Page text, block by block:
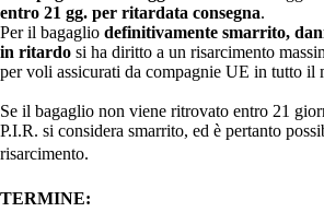
entro 21 gg. per ritardata consegna.
Per il bagaglio definitivamente smarrito,
in ritardo si ha diritto a un risarcimento
per voli assicurati da compagnie UE in tutto il
Se il bagaglio non viene ritrovato entro 21
P.I.R. si considera smarrito, ed è pertanto
risarcimento.
TERMINE: